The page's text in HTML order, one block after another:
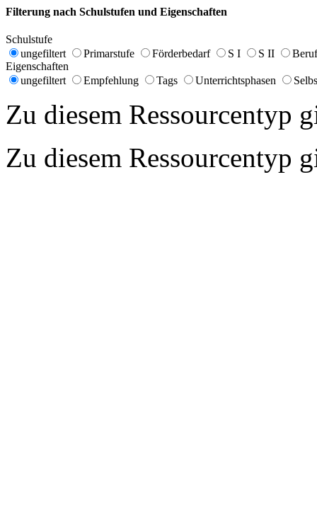
Filterung nach Schulstufen und Eigenschaften
Schulstufe
ungefiltert
Primarstufe Förderbedarf S I S II
Eigenschaften
ungefiltert
Empfehlung Tags Unterrichtsphasen
Zu diesem Ressourcentyp
Zu diesem Ressourcentyp